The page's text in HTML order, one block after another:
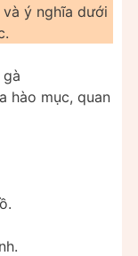
ý nghĩa dưới
hào mục, quan